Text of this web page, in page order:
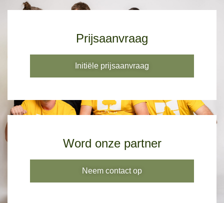
Prijsaanvraag
Initiële prijsaanvraag
Word onze partner
Neem contact op